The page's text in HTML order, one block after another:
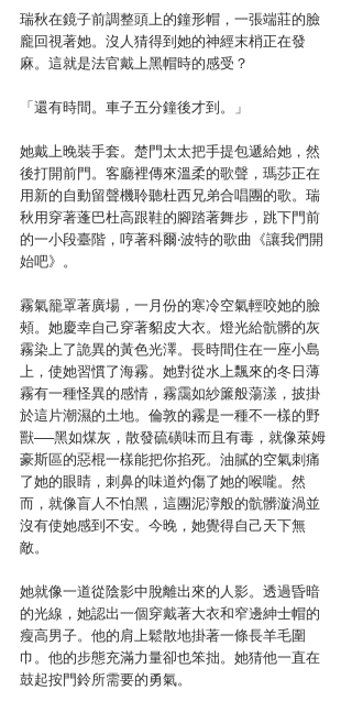
瑞秋在鏡子前調整頭上的鐘形帽，一張端莊的臉
龐回視著她。沒人猜得到她的神經末梢正在發
麻。這就是法官戴上黑帽時的感受？
「還有時間。車子五分鐘後才到。」
她戴上晚裝手套。楚門太太把手提包遞給她，然
後打開前門。客廳裡傳來溫柔的歌聲，瑪莎正在
用新的自動留聲機聆聽杜西兄弟合唱團的歌。瑞
秋用穿著蓬巴杜高跟鞋的腳踏著舞步，跳下門前
的一小段臺階，哼著科爾‧波特的歌曲《讓我們開
始吧》。
霧氣籠罩著廣場，一月份的寒冷空氣輕咬她的臉
頰。她慶幸自己穿著貂皮大衣。燈光給骯髒的灰
霧染上了詭異的黃色光澤。長時間住在一座小島
上，使她習慣了海霧。她對從水上飄來的冬日薄
霧有一種怪異的感情，霧靄如紗簾般蕩漾，披掛
於這片潮濕的土地。倫敦的霧是一種不一樣的野
獸──黑如煤灰，散發硫磺味而且有毒，就像萊姆
豪斯區的惡棍一樣能把你掐死。油膩的空氣刺痛
了她的眼睛，刺鼻的味道灼傷了她的喉嚨。然
而，就像盲人不怕黑，這團泥濘般的骯髒漩渦並
沒有使她感到不安。今晚，她覺得自己天下無
敵。
她就像一道從陰影中脫離出來的人影。透過昏暗
的光線，她認出一個穿戴著大衣和窄邊紳士帽的
瘦高男子。他的肩上鬆散地掛著一條長羊毛圍
巾。他的步態充滿力量卻也笨拙。她猜他一直在
鼓起按門鈴所需要的勇氣。